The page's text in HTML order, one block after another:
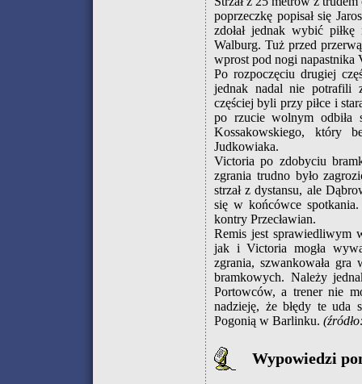
poprzeczkę popisał się
zdołał jednak wybić
Walburg. Tuż przed przerwą
wprost pod nogi napastnika
Po rozpoczęciu drugiej
jednak nadal nie potrafili
częściej byli przy piłce i
po rzucie wolnym odbiła
Kossakowskiego, który
Judkowiaka.
Victoria po zdobyciu
zgrania trudno było
strzał z dystansu, ale
się w końcówce
kontry Przecławian.
Remis jest sprawiedliwym
jak i Victoria mogła
zgrania, szwankowała
bramkowych. Należy
Portowców, a trener nie
nadzieję, że błędy te uda
Pogonią w Barlinku.
Wypowiedzi